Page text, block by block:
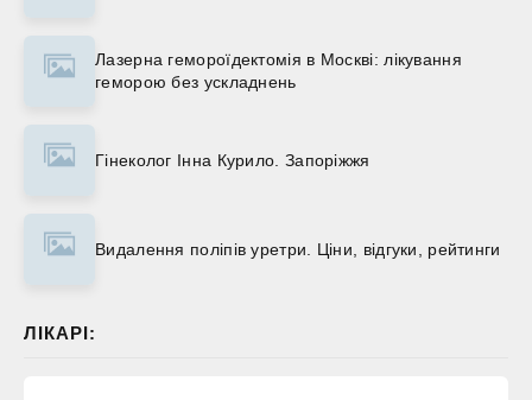
Лазерна гемороїдектомія в Москві: лікування
геморою без ускладнень
Гінеколог Інна Курило. Запоріжжя
Видалення поліпів уретри. Ціни, відгуки, рейтинги
ЛІКАРІ: